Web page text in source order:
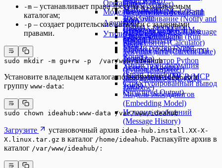
SGR Агент
Tool Gate
Выход с конвейера
Старт Конвейера
Парсер (Parser)
Разделение текста (Split
Text)
Преобразование типов
(Type Convert)
Уведомление и
Прослушивание (Notify and
Listen)
Запуск конвейера (Run
Flow)
Operations)
Пакетный запуск (Batch
Run)
Селектор LLM (LLM
Selector)
Умный роутер (Smart
Router)
Умная трансформация
(Smart Transform)
Структурированный вывод
(Structured Output)
Модели и агенты (Models and
Agents)
Языковая модель (Language
Model)
Шаблон промпта (Prompt
Template)
Агенты (Agents)
Инструменты MCP (MCP
Tools)
Модель эмбеддингов
(Embedding Model)
История сообщений
(Message History)
Утилиты (Utilities)
Калькулятор (Calculator)
Текущая дата (Current Date)
Интерпретатор Python
(Python Interpreter)
База данных SQL (SQL
Database)
-m – устанавливает права доступа к создаваемым
каталогам;
-p – создает родительские каталоги с заданными
правами.
sudo mkdir -m gu+rw -p  /var/www/ideahub
Установите владельцем каталога пользователяideahubи
группу www-data:
sudo chown ideahub:www-data /var/www/ideahub
Загрузите установочный архив idea-hub.install.XX-X-
X.linux.tar.gz в каталог /home/ideahub. Распакуйте архив в
каталог /var/www/ideahub/: